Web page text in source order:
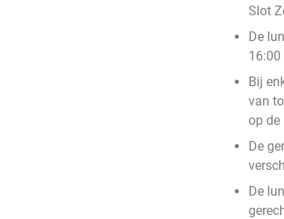
Slot
De
16:00
Bij
van
op de
De
De